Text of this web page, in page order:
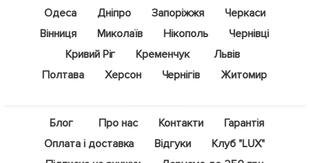
Одеса
Дніпро Запоріжжя
Черкаси
Вінниця
Миколаїв Нікополь
Чернівці
Кривий Ріг
Кременчук
Львів
Полтава
Херсон Чернігів Житомир
Блог Про нас Контакти
Гарантія
Оплата і доставка
Відгуки
Клуб "LUX"